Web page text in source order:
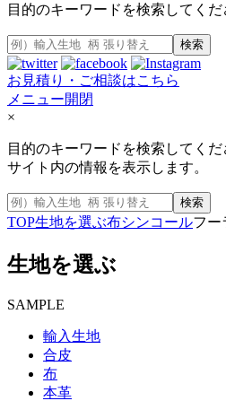
目的のキーワードを検索してくだ
検索
お見積り・ご相談はこちら
メニュー開閉
×
目的のキーワードを検索してくだ
サイト内の情報を表示します。
検索
TOP生地を選ぶ布シンコールフー
生地を選ぶ
SAMPLE
輸入生地
合皮
布
本革